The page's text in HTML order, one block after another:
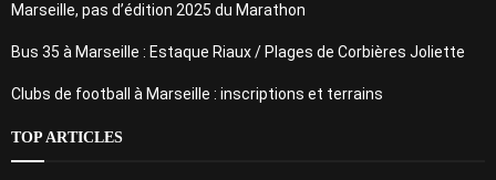
Marseille, pas d’édition 2025 du Marathon
Bus 35 à Marseille : Estaque Riaux / Plages de Corbières Joliette
Clubs de football à Marseille : inscriptions et terrains
TOP ARTICLES